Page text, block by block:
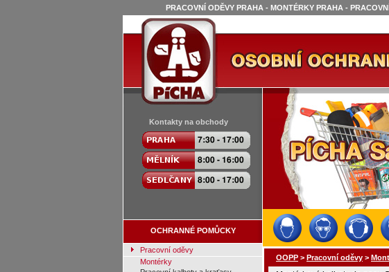
PRACOVNÍ ODĚVY PRAHA - MONTÉRKY PRAHA -
Kontakty na obchody
OCHRANNÉ POMŮCKY
Pracovní oděvy
Montérky
OOPP > Pracovní oděvy >